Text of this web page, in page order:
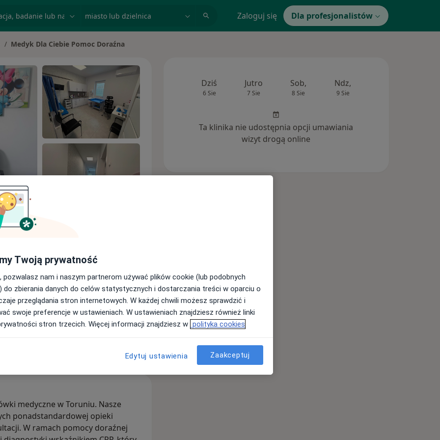
Zaloguj się Dla profesjonalistów
miasto
Medyk Dla Ciebie Pomoc Doraźna
doraźna
medyczne w Toruniu. Nasze
ponadstandardowej opieki
W ramach pomocy doraźnej
Dziś
6 Sie
Jutro
7 Sie
Sob,
8 Sie
Ndz,
9 Sie
Ta klinika nie udostępnia opcji umawiania
wizyt drogą online
Twoją prywatność
pozwalasz nam i naszym partnerom używać plików cookie (lub podobnych
do zbierania danych do celów statystycznych i dostarczania treści w oparciu o
przeglądania stron internetowych. W każdej chwili możesz sprawdzić i
swoje preferencje w ustawieniach. W ustawieniach znajdziesz również linki
stron trzecich. Więcej informacji znajdziesz w polityka cookies
Edytuj ustawienia Zaakceptuj